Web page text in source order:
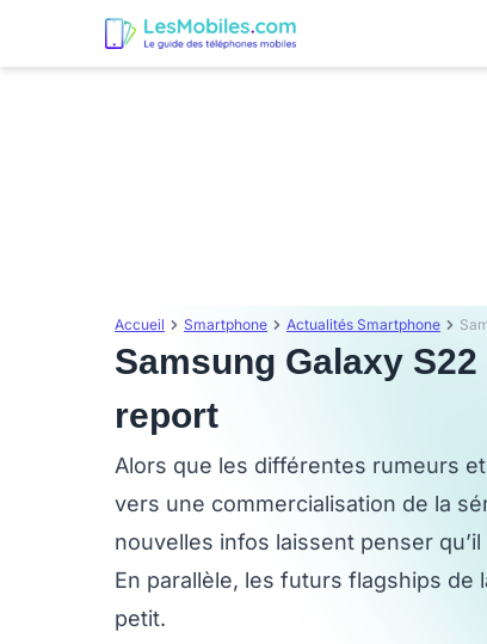
Accueil Smartphone Actualités Smartphone
Samsung Galaxy
report
Alors que les différentes rumeurs
vers une commercialisation de la
nouvelles infos laissent penser
En parallèle, les futurs flagships
petit.